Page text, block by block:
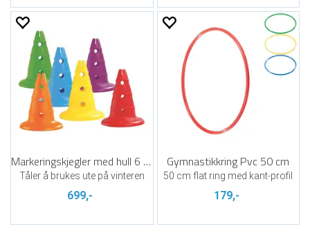
Markeringskjegler med hull 6 stk | 32 cm
Tåler å brukes ute på vinteren
699,-
Gymnastikkring Pvc 50 cm
50 cm flat ring med kant-profil
179,-